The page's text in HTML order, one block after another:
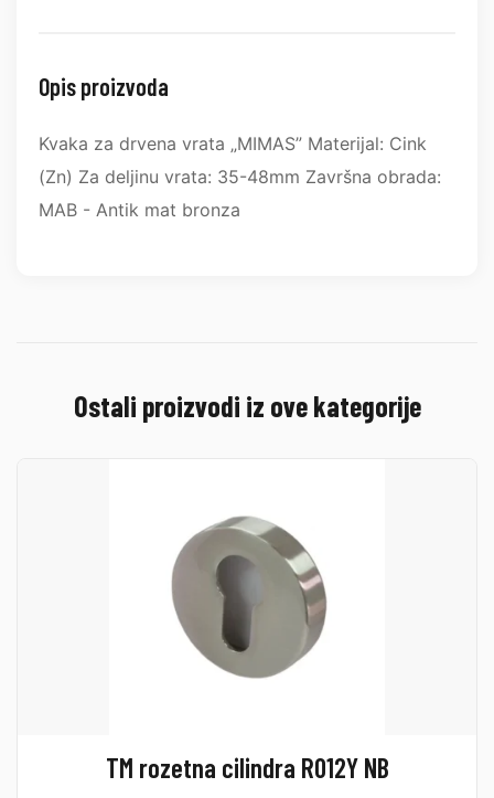
Opis proizvoda
Kvaka za drvena vrata „MIMAS” Materijal: Cink
(Zn) Za deljinu vrata: 35-48mm Završna obrada:
MAB - Antik mat bronza
Ostali proizvodi iz ove kategorije
TM rozetna cilindra R012Y NB